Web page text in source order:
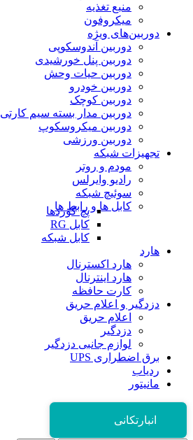
منبع تغذیه
میکروفون
دوربین‌های ویژه
دوربین آندوسکوپی
دوربین پنل خورشیدی
دوربین حیات وحش
دوربین خودرو
دوربین کوچک
دوربین مدار بسته سیم کارتی
دوربین میکروسکوپ
دوربین ورزشی
تجهیزات شبکه
مودم و روتر
رادیو وایرلس
سوئیچ شبکه
کابل ها و رابط ها
پچ کوردها
کابل RG
کابل شبکه
هارد
هارد اکسترنال
هارد اینترنال
کارت حافظه
دزدگیر و اعلام حریق
اعلام حریق
دزدگیر
لوازم جانبی دزدگیر
برق اضطراری UPS
ردیاب
مانیتور
انبارتکانی